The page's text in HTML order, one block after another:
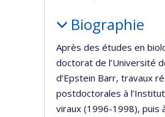
Biographie
Après des études en
doctorat de l’Université
d’Epstein Barr, travaux
postdoctorales à
viraux (1996-1998), puis